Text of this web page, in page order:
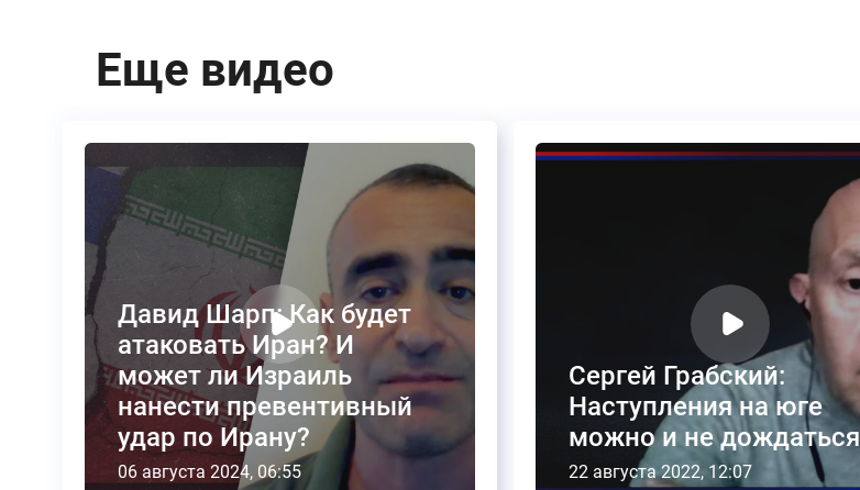
Еще видео
Давид Шарп: Как будет
атаковать Иран? И
может ли Израиль
нанести превентивный
удар по Ирану?
06 августа 2024, 06:55
Сергей Грабский:
Наступления на юге
можно и не дождаться
22 августа 2022, 12:07